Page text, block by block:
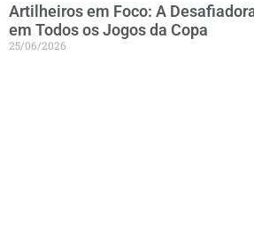
Artilheiros em Foco: A
em Todos os Jogos da Copa
25/06/2026